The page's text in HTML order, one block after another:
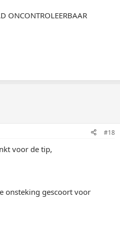
ONCONTROLEERBAAR
#18
voor de tip,
onsteking gescoort voor